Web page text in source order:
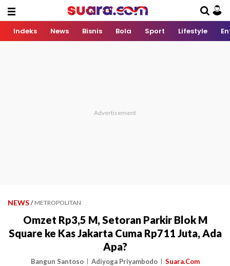
Indeks News Bisnis Bola Sport Lifestyle
NEWS / METROPOLITAN
Omzet Rp3,5 M, Setoran Parkir Blok M
Square ke Kas Jakarta Cuma Rp711 Juta, Ada
Apa?
Bangun Santoso Adiyoga Priyambodo Suara.Com